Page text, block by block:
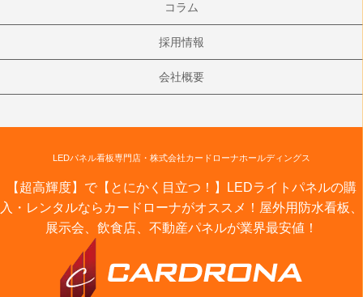
コラム
採用情報
会社概要
LEDパネル看板専門店・株式会社カードローナホールディングス
【超高輝度】で【とにかく目立つ！】LEDライトパネルの購
入・レンタルならカードローナがオススメ！屋外用防水看板、
展示会、飲食店、不動産パネルが業界最安値！